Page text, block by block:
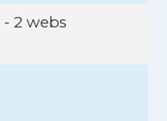
- 2 webs